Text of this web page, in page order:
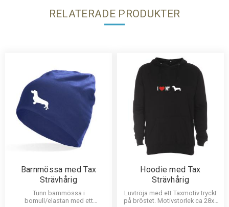
RELATERADE PRODUKTER
Barnmössa med Tax
Strävhårig
Tunn barnmössa i
bomull/elastan med ett
Hoodie med Tax
Strävhårig
Luvtröja med ett Taxmotiv tryckt
på bröstet. Motivstorlek ca 28x7